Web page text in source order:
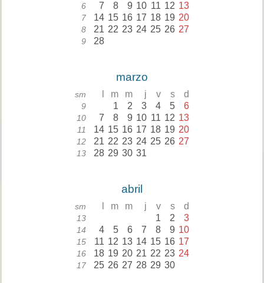
6 7 8 9 10 11 12 13
7 14 15 16 17 18 19 20
8 21 22 23 24 25 26 27
9 28
marzo
sm m m j v s d
9 1 2 3 4 5 6
10 7 8 9 10 11 12 13
11 14 15 16 17 18 19 20
12 21 22 23 24 25 26 27
13 28 29 30 31
abril
sm m m j v s d
13 1 2 3
14 4 5 6 7 8 9 10
15 11 12 13 14 15 16 17
16 18 19 20 21 22 23 24
17 25 26 27 28 29 30